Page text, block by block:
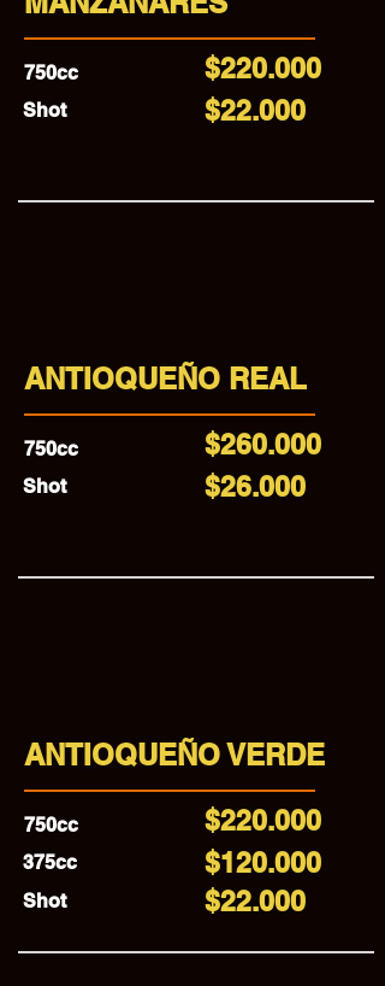
750cc
Shot
$220.000
$22.000
ANTIOQUEÑO REAL
750cc
Shot
$260.000
$26.000
ANTIOQUEÑO VERDE
750cc
375cc
Shot
$220.000
$120.000
$22.000